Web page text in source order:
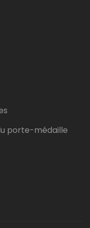
porte-médaille